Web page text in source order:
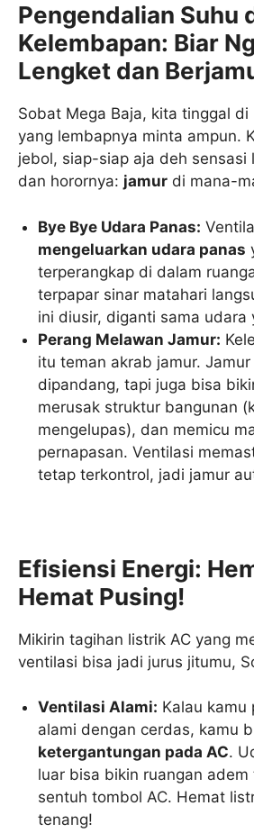
Pengendalian Suhu
Kelembapan: Biar
Lengket dan
Sobat Mega Baja, kita tinggal di
yang lembapnya minta ampun.
jebol, siap-siap aja deh sensasi
dan horornya: jamur di mana-
Bye Bye Udara Panas:
mengeluarkan udara panas
terperangkap di dalam
terpapar sinar matahari
ini diusir, diganti sama udara
Perang Melawan Jamur:
itu teman akrab jamur.
dipandang, tapi juga bisa
merusak struktur bangunan
mengelupas), dan memicu
pernapasan. Ventilasi
tetap terkontrol, jadi jamur
Efisiensi Energi:
Hemat Pusing!
Mikirin tagihan listrik AC yang
ventilasi bisa jadi jurus jitumu,
Ventilasi Alami: Kalau kamu
alami dengan cerdas, kamu
ketergantungan pada AC.
luar bisa bikin ruangan adem
sentuh tombol AC. Hemat
tenang!